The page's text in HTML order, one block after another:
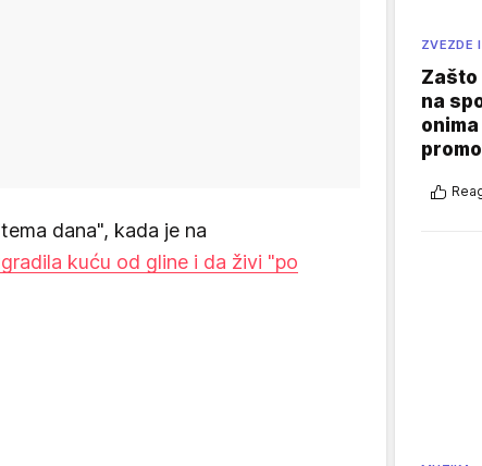
dana", kada je na
kuću od gline i da živi "po
ZVEZDE
Zašto
na